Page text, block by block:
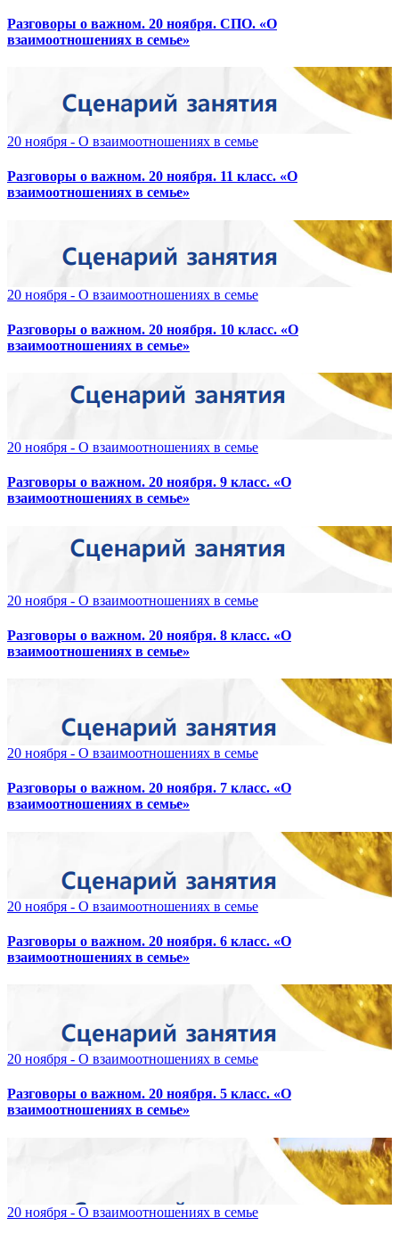
Разговоры о важном. 20 ноября. СПО. «О
взаимоотношениях в семье»
20 ноября - О взаимоотношениях в семье
Разговоры о важном. 20 ноября. 11 класс. «О
взаимоотношениях в семье»
20 ноября - О взаимоотношениях в семье
Разговоры о важном. 20 ноября. 10 класс. «О
взаимоотношениях в семье»
20 ноября - О взаимоотношениях в семье
Разговоры о важном. 20 ноября. 9 класс. «О
взаимоотношениях в семье»
20 ноября - О взаимоотношениях в семье
Разговоры о важном. 20 ноября. 8 класс. «О
взаимоотношениях в семье»
20 ноября - О взаимоотношениях в семье
Разговоры о важном. 20 ноября. 7 класс. «О
взаимоотношениях в семье»
20 ноября - О взаимоотношениях в семье
Разговоры о важном. 20 ноября. 6 класс. «О
взаимоотношениях в семье»
20 ноября - О взаимоотношениях в семье
Разговоры о важном. 20 ноября. 5 класс. «О
взаимоотношениях в семье»
20 ноября - О взаимоотношениях в семье